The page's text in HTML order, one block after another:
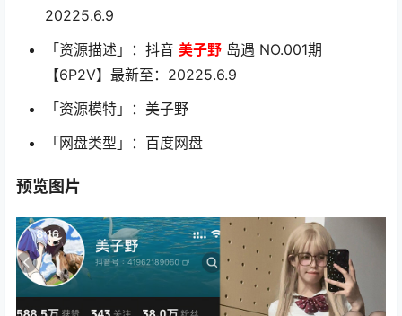
20225.6.9
「资源描述」：抖音 美子野 岛遇 NO.001期
【6P2V】最新至：20225.6.9
「资源模特」：美子野
「网盘类型」：百度网盘
预览图片